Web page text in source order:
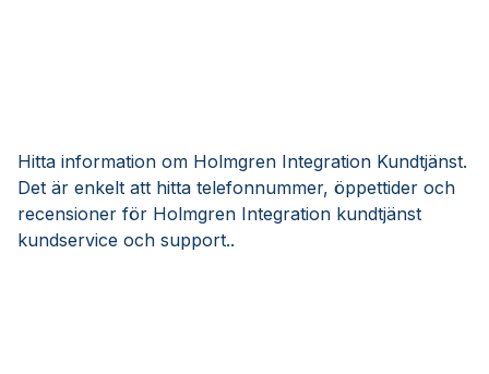
Hitta information om Holmgren Integration Kundtjänst.
Det är enkelt att hitta telefonnummer, öppettider och
recensioner för Holmgren Integration kundtjänst
kundservice och support..